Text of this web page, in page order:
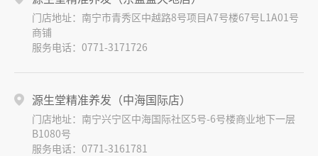
门店地址：南宁市青秀区中越路8号项目A7号楼67号L1A01号
商铺
服务电话：0771-3171726
源生堂精准养发（中海国际店）
门店地址：南宁兴宁区中海国际社区5号-6号楼商业地下一层
B1080号
服务电话：0771-3161781